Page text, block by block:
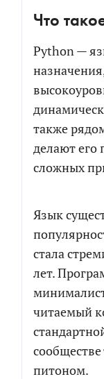
Что
Python —
также
делают его
сложных
Язык
стала
лет.
читаемый
питоном.